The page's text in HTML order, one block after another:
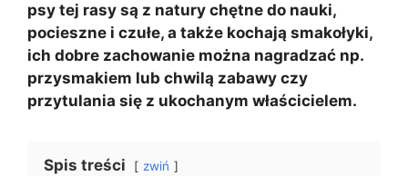
psy tej rasy są z natury chętne do nauki,
pocieszne i czułe, a także kochają smakołyki,
ich dobre zachowanie można nagradzać np.
przysmakiem lub chwilą zabawy czy
przytulania się z ukochanym właścicielem.
Spis treści zwiń